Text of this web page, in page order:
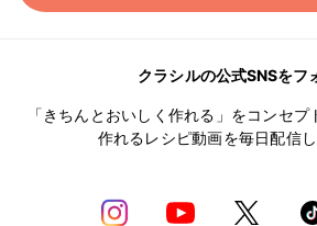
クラシルの公式SNSをフ
「きちんとおいしく作れる」をコンセプ
作れるレシピ動画を毎日配信し